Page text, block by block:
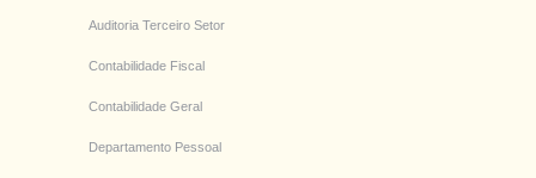
Auditoria Terceiro Setor
Contabilidade Fiscal
Contabilidade Geral
Departamento Pessoal